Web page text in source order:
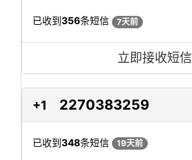
已收到356条短信 7天前
立即接收短信
+1 2270383259
已收到348条短信 19天前